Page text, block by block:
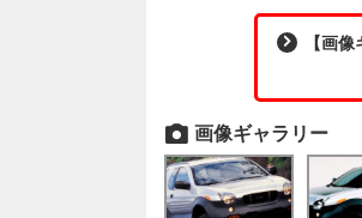
【画
画像ギャラリー